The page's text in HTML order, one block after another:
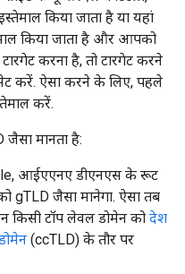
किया जाता है या यहां
किया जाता है और आपको
करना है, तो टारगेट करने
करें. ऐसा करने के लिए, पहले
करें.
मानता है:
आईएएनए डीएनएस के रूट
gTLD जैसा मानेगा. ऐसा तब
टॉप लेवल डोमेन को देश
(ccTLD) के तौर पर